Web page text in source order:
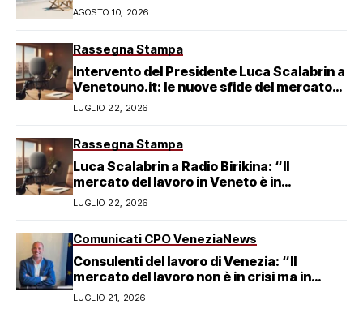
AGOSTO 10, 2026
Rassegna Stampa
Intervento del Presidente Luca Scalabrin a
Venetouno.it: le nuove sfide del mercato
del lavoro veneziano
LUGLIO 22, 2026
Rassegna Stampa
Luca Scalabrin a Radio Birikina: “Il
mercato del lavoro in Veneto è in
trasformazione”
LUGLIO 22, 2026
Comunicati CPO VeneziaNews
Consulenti del lavoro di Venezia: “Il
mercato del lavoro non è in crisi ma in
trasformazione, serve responsabilità
condivisa”
LUGLIO 21, 2026